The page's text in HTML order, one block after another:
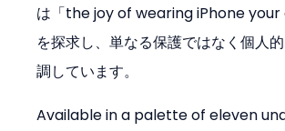
は「the joy of wearing iPhone your
を探求し、単なる保護ではなく個人
調しています。
Available in a palette of eleven